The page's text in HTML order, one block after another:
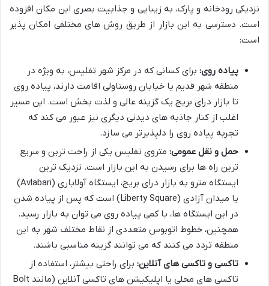
نزدیکی رودخانه و پارک، به زیبایی و جذابیت بصری این مکان افزوده
است. دسترسی به این بازار از طریق روش های مختلفی امکان پذیر
است:
پیاده روی: برای کسانی که در مرکز شهر تفلیس، به ویژه در
منطقه شهر قدیم یا خیابان روستاولی اقامت دارند، پیاده روی
تا بازار درای بریج یک گزینه عالی و لذت بخش است. این مسیر
اغلب از کنار جاذبه های دیدنی دیگری نیز عبور می کند که
تجربه پیاده روی را دلپذیرتر می سازد.
حمل و نقل عمومی: متروی تفلیس یکی از راحت ترین و سریع
ترین راه ها برای رسیدن به این بازار است. نزدیک ترین
ایستگاه مترو به بازار درای بریج، ایستگاه آولاباری (Avlabari)
یا میدان آزادی (Liberty Square) است که پس از پیاده شدن
در این ایستگاه ها، با کمی پیاده روی می توان به بازار رسید.
همچنین، خطوط اتوبوس متعددی از نقاط مختلف شهر به این
منطقه تردد می کنند که می توانند گزینه مناسبی باشند.
تاکسی و تاکسی های آنلاین: برای راحتی بیشتر، استفاده از
تاکسی های محلی یا اپلیکیشن های تاکسی آنلاین (مانند Bolt